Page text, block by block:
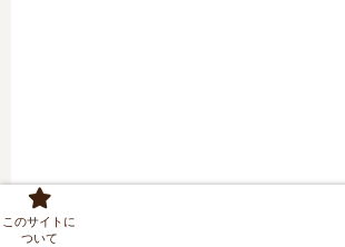
このサイトに
ついて